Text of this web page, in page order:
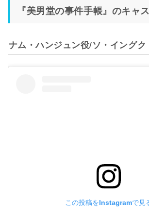
『美男堂の事件手帳』のキャ
ナム・ハンジュン役/ソ・イングク
この投稿をInstagramで見